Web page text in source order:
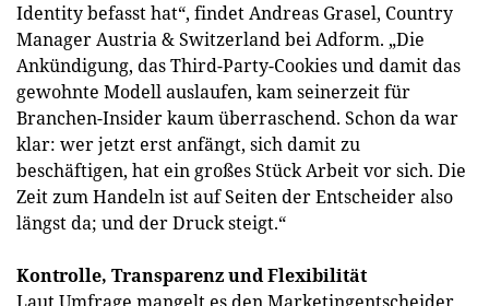
Identity befasst hat“, findet Andreas Grasel, Country
Manager Austria & Switzerland bei Adform. „Die
Ankündigung, das Third-Party-Cookies und damit das
gewohnte Modell auslaufen, kam seinerzeit für
Branchen-Insider kaum überraschend. Schon da war
klar: wer jetzt erst anfängt, sich damit zu
beschäftigen, hat ein großes Stück Arbeit vor sich. Die
Zeit zum Handeln ist auf Seiten der Entscheider also
längst da; und der Druck steigt.“
Kontrolle, Transparenz und Flexibilität